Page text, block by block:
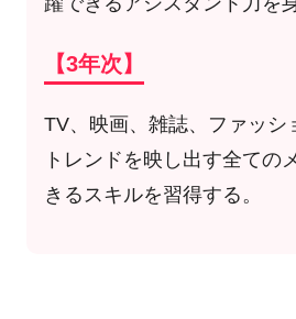
【3年次】
TV、映画、雑誌、ファッシ
トレンドを映し出す全ての
きるスキルを習得する。